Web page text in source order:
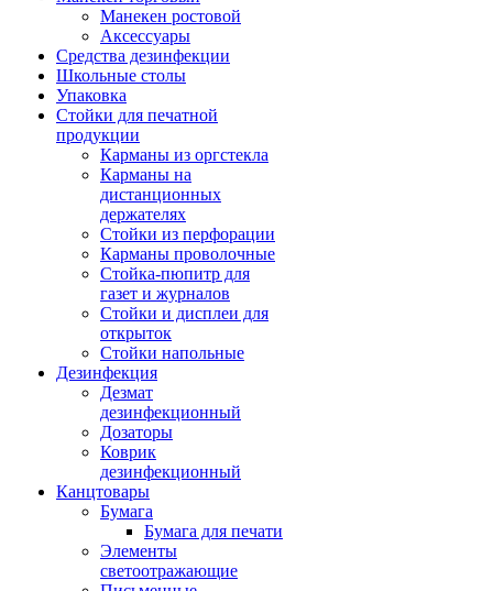
Манекен ростовой
Аксессуары
Средства дезинфекции
Школьные столы
Упаковка
Стойки для печатной
продукции
Карманы из оргстекла
Карманы на
дистанционных
держателях
Стойки из перфорации
Карманы проволочные
Стойка-пюпитр для
газет и журналов
Стойки и дисплеи для
открыток
Стойки напольные
Дезинфекция
Дезмат
дезинфекционный
Дозаторы
Коврик
дезинфекционный
Канцтовары
Бумага
Бумага для печати
Элементы
светоотражающие